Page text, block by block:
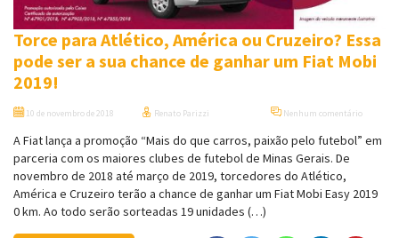
Torce para Atlético, América ou Cruzeiro? Essa
pode ser a sua chance de ganhar um Fiat Mobi
2019!
10 de novembro de 2018 Renato Parizzi Nenhum comentário
A Fiat lança a promoção “Mais do que carros, paixão pelo futebol” em
parceria com os maiores clubes de futebol de Minas Gerais. De
novembro de 2018 até março de 2019, torcedores do Atlético,
América e Cruzeiro terão a chance de ganhar um Fiat Mobi Easy 2019
0 km. Ao todo serão sorteadas 19 unidades (…)